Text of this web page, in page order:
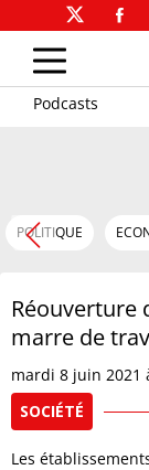
Podcasts
POLITIQUE
Réouverture
marre de
mardi 8 juin 2021
SOCIÉTÉ
Les